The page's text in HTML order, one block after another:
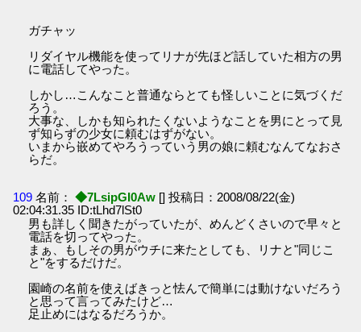
ガチャッ
リダイヤル機能を使ってリナが先ほど話していた相方の男
に電話してやった。
しかし…こんなこと普通ならとても怪しいことに気づくだ
ろう。
大事な、しかも知られたくないようなことを男にとって見
ず知らずの少女に頼むはずがない。
いまから嵌めてやろうっていう男の娘に頼むなんてなおさ
らだ。
109 名前： ◆7LsipGI0Aw [] 投稿日：2008/08/22(金)
02:04:31.35 ID:tLhd7lSt0
男も詳しく聞きたがっていたが、めんどくさいので早々と
電話を切ってやった。
まぁ、もしその男がウチに来たとしても、リナと"同じこ
と"をするだけだ。
園崎の名前を使えばきっと怯んで簡単には動けないだろう
と思って言ってみたけど…
足止めにはなるだろうか。